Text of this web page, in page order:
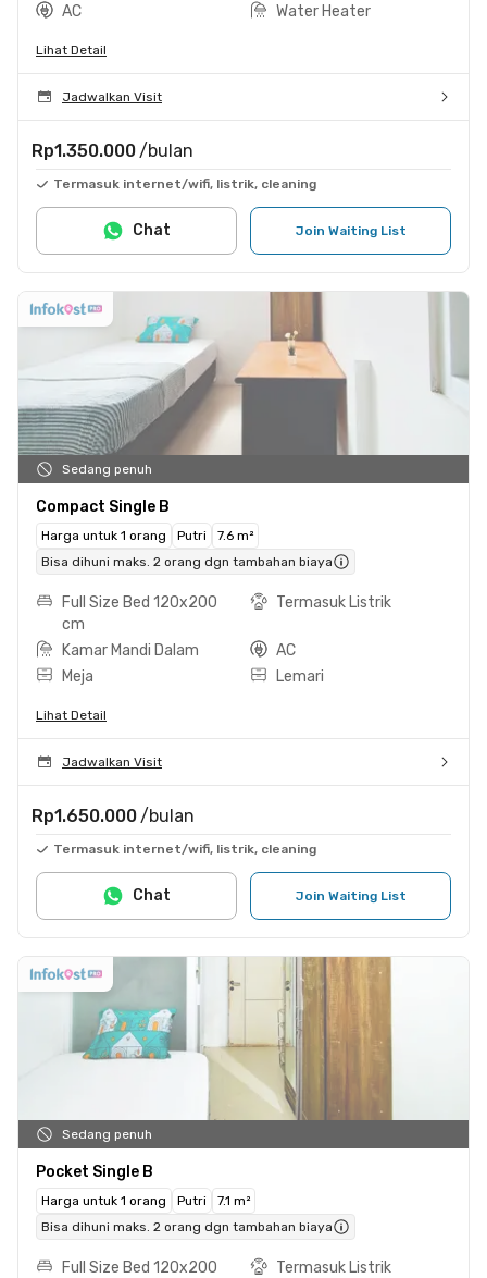
AC
Water Heater
Lihat Detail
Jadwalkan Visit
Rp1.350.000 /bulan
Termasuk internet/wifi, listrik, cleaning
Join Waiting List
Chat
Sedang penuh
Compact Single B
Harga untuk 1 orang Putri
7.6 m²
Bisa dihuni maks. 2 orang dgn tambahan biaya
Full Size Bed 120x200
cm
Termasuk Listrik
Kamar Mandi Dalam
AC
Meja
Lemari
Lihat Detail
Jadwalkan Visit
Rp1.650.000 /bulan
Termasuk internet/wifi, listrik, cleaning
Join Waiting List
Chat
Sedang penuh
Pocket Single B
Harga untuk 1 orang Putri
7.1 m²
Bisa dihuni maks. 2 orang dgn tambahan biaya
Full Size Bed 120x200
Termasuk Listrik